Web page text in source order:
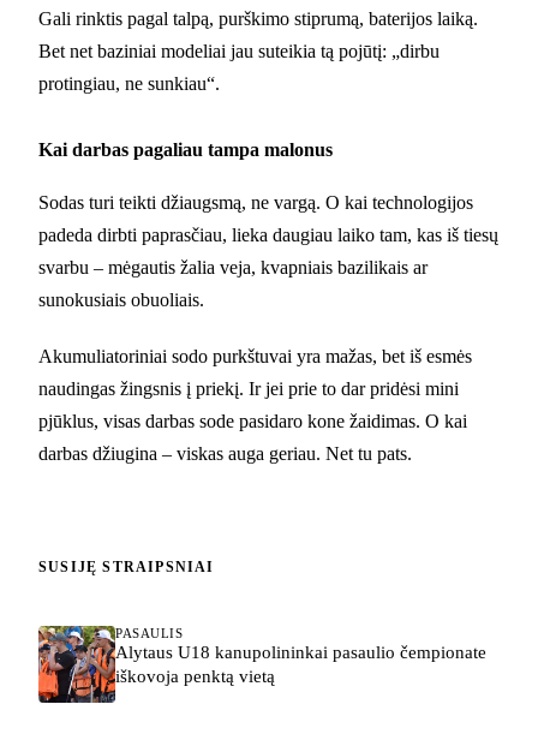
Gali rinktis pagal talpą, purškimo stiprumą, baterijos laiką.
Bet net baziniai modeliai jau suteikia tą pojūtį: „dirbu
protingiau, ne sunkiau“.
Kai darbas pagaliau tampa malonus
Sodas turi teikti džiaugsmą, ne vargą. O kai technologijos
padeda dirbti paprasčiau, lieka daugiau laiko tam, kas iš tiesų
svarbu – mėgautis žalia veja, kvapniais bazilikais ar
sunokusiais obuoliais.
Akumuliatoriniai sodo purkštuvai yra mažas, bet iš esmės
naudingas žingsnis į priekį. Ir jei prie to dar pridėsi mini
pjūklus, visas darbas sode pasidaro kone žaidimas. O kai
darbas džiugina – viskas auga geriau. Net tu pats.
SUSIJĘ STRAIPSNIAI
PASAULIS
Alytaus U18 kanupolininkai pasaulio čempionate
iškovoja penktą vietą